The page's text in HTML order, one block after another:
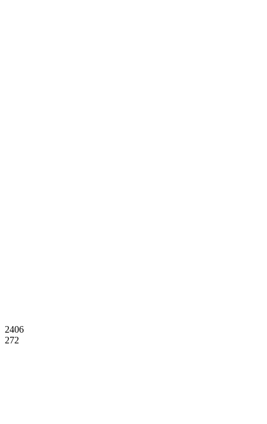
2406
272